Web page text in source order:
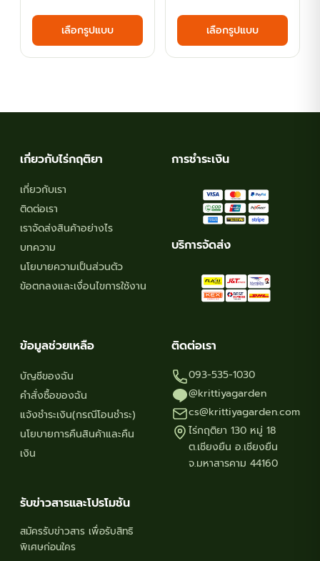
range:
through
เลือกรูปแบบ
This
has
The
product
range:
฿60.30
through
เลือกรูปแบบ
This
has
The
เกี่ยวกับไร่กฤติยา
เกี่ยวกับเรา
ติดต่อเรา
เราจัดส่งสินค้าอย่างไร
บทความ
นโยบายความเป็นส่วนตัว
ข้อตกลงและเงื่อนไขการใช้งาน
การชำระเงิน
บริการจัดส่ง
ข้อมูลช่วยเหลือ
บัญชีของฉัน
คำสั่งซื้อของฉัน
แจ้งชำระเงิน(กรณีโอนชำระ)
นโยบายการคืนสินค้าและคืน
เงิน
ติดต่อเรา
093-535-1030
@krittiyagarden
cs@krittiyagarden.com
ไร่กฤติยา 130 หมู่ 18
ต.เชียงยืน อ.เชียงยืน
จ.มหาสารคาม 44160
รับข่าวสารและโปรโมชัน
สมัครรับข่าวสาร เพื่อรับสิทธิ
พิเศษก่อนใคร